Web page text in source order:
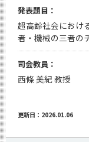
発表題目：
超高齢社会におけ
者・機械の三者の
司会教員：
西條 美紀 教授
更新日：2026.01.06